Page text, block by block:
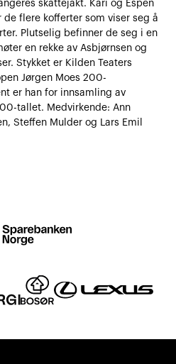
skattejakt. Kari og Espen
flere kofferter som viser seg å
Plutselig befinner de seg i en
en rekke av Asbjørnsen og
Stykket er Kilden Teaters
Jørgen Moes 200-
er han for innsamling av
tallet. Medvirkende: Ann
Steffen Mulder og Lars Emil